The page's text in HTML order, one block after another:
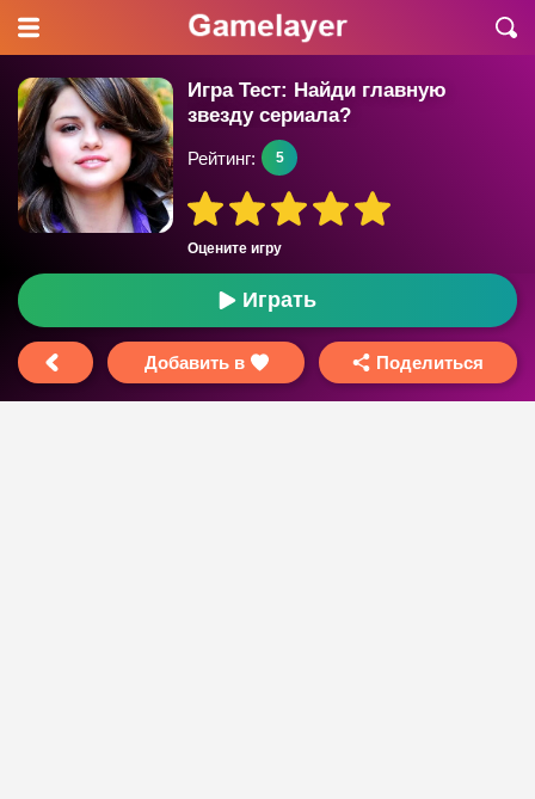
Игра Тест: Найди главную
звезду сериала?
Оцените игру
Рейтинг: 5
Играть
Добавить в Поделиться